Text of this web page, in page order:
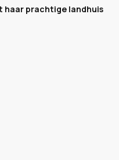
haar prachtige landhuis